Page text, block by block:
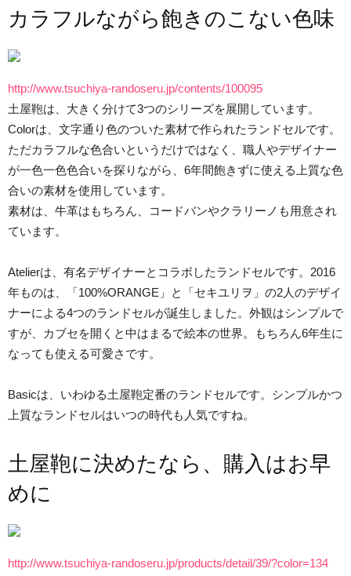
カラフルながら飽きのこない色味
http://www.tsuchiya-randoseru.jp/contents/100095
土屋鞄は、大きく分けて3つのシリーズを展開しています。
Colorは、文字通り色のついた素材で作られたランドセルです。
ただカラフルな色合いというだけではなく、職人やデザイナー
が一色一色色合いを探りながら、6年間飽きずに使える上質な色
合いの素材を使用しています。
素材は、牛革はもちろん、コードバンやクラリーノも用意され
ています。
Atelierは、有名デザイナーとコラボしたランドセルです。2016
年ものは、「100%ORANGE」と「セキユリヲ」の2人のデザイ
ナーによる4つのランドセルが誕生しました。外観はシンプルで
すが、カブセを開くと中はまるで絵本の世界。もちろん6年生に
なっても使える可愛さです。
Basicは、いわゆる土屋鞄定番のランドセルです。シンプルかつ
上質なランドセルはいつの時代も人気ですね。
土屋鞄に決めたなら、購入はお早
めに
http://www.tsuchiya-randoseru.jp/products/detail/39/?color=134